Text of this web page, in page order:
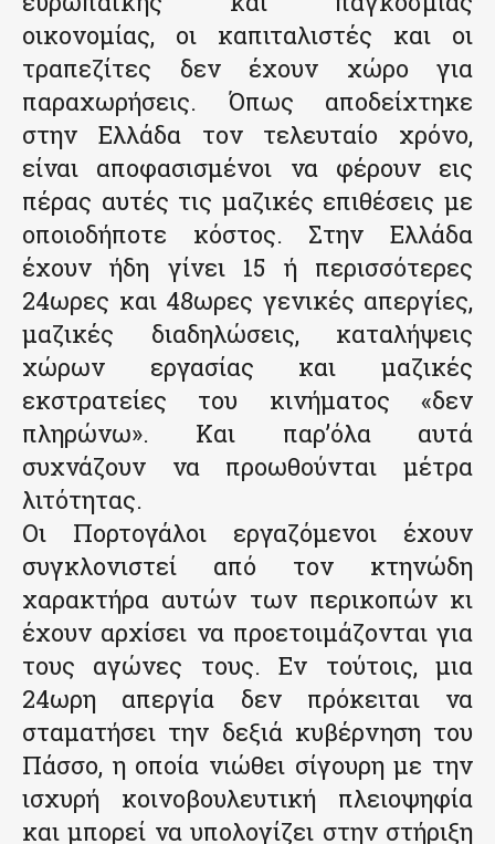
οικονομίας, οι καπιταλιστές και οι
τραπεζίτες δεν έχουν χώρο για
παραχωρήσεις. Όπως αποδείχτηκε
στην Ελλάδα τον τελευταίο χρόνο,
είναι αποφασισμένοι να φέρουν εις
πέρας αυτές τις μαζικές επιθέσεις με
οποιοδήποτε κόστος. Στην Ελλάδα
έχουν ήδη γίνει 15 ή περισσότερες
24ωρες και 48ωρες γενικές απεργίες,
μαζικές διαδηλώσεις, καταλήψεις
χώρων εργασίας και μαζικές
εκστρατείες του κινήματος «δεν
πληρώνω». Και παρ’όλα αυτά
συχνάζουν να προωθούνται μέτρα
λιτότητας.
Οι Πορτογάλοι εργαζόμενοι έχουν
συγκλονιστεί από τον κτηνώδη
χαρακτήρα αυτών των περικοπών κι
έχουν αρχίσει να προετοιμάζονται για
τους αγώνες τους. Εν τούτοις, μια
24ωρη απεργία δεν πρόκειται να
σταματήσει την δεξιά κυβέρνηση του
Πάσσο, η οποία νιώθει σίγουρη με την
ισχυρή κοινοβουλευτική πλειοψηφία
και μπορεί να υπολογίζει στην στήριξη